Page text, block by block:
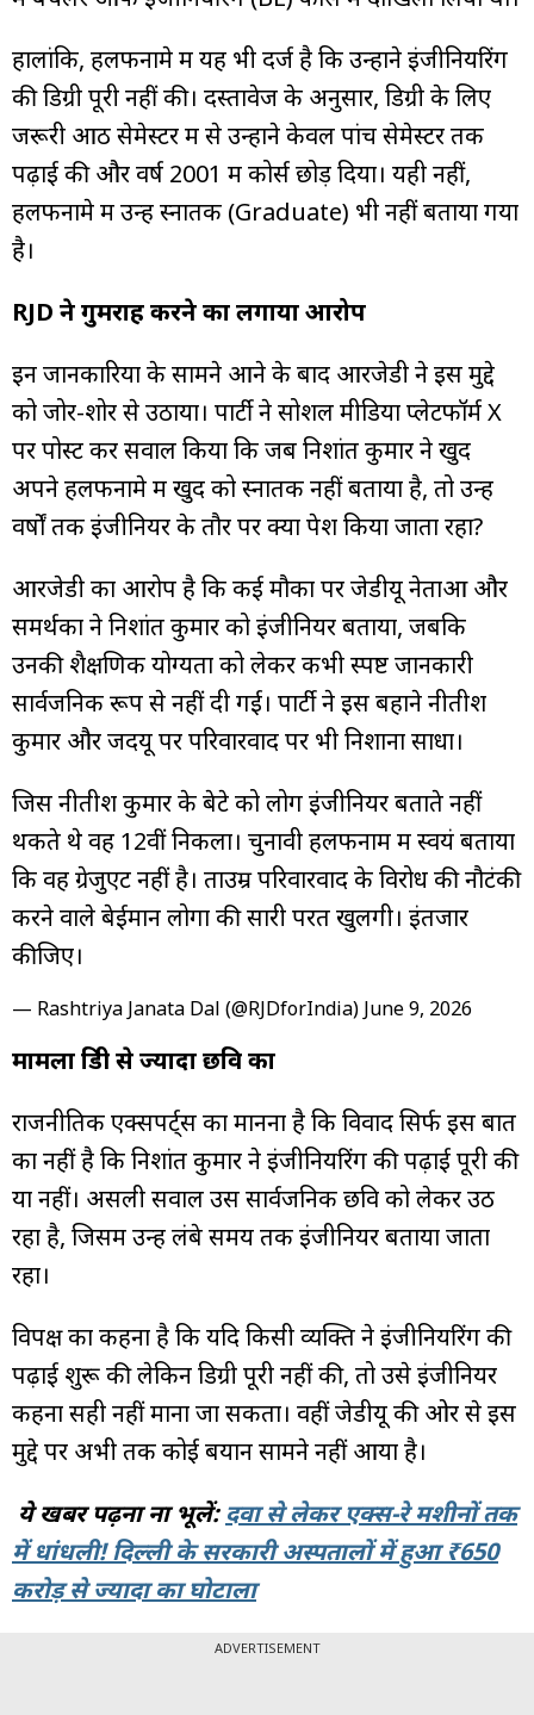
हालांकि, हलफनामे में यह भी दर्ज है कि उन्होंने इंजीनियरिंग
की डिग्री पूरी नहीं की। दस्तावेज के अनुसार, डिग्री के लिए
जरूरी आठ सेमेस्टर में से उन्होंने केवल पांच सेमेस्टर तक
पढ़ाई की और वर्ष 2001 में कोर्स छोड़ दिया। यही नहीं,
हलफनामे में उन्हें स्नातक (Graduate) भी नहीं बताया गया
है।
RJD ने गुमराह करने का लगाया आरोप
इन जानकारियों के सामने आने के बाद आरजेडी ने इस मुद्दे
को जोर-शोर से उठाया। पार्टी ने सोशल मीडिया प्लेटफॉर्म X
पर पोस्ट कर सवाल किया कि जब निशांत कुमार ने खुद
अपने हलफनामे में खुद को स्नातक नहीं बताया है, तो उन्हें
वर्षों तक इंजीनियर के तौर पर क्यों पेश किया जाता रहा?
आरजेडी का आरोप है कि कई मौकों पर जेडीयू नेताओं और
समर्थकों ने निशांत कुमार को इंजीनियर बताया, जबकि
उनकी शैक्षणिक योग्यता को लेकर कभी स्पष्ट जानकारी
सार्वजनिक रूप से नहीं दी गई। पार्टी ने इस बहाने नीतीश
कुमार और जदयू पर परिवारवाद पर भी निशाना साधा।
जिस नीतीश कुमार के बेटे को लोग इंजीनियर बताते नहीं
थकते थे वह 12वीं निकला। चुनावी हलफनामें में स्वयं बताया
कि वह ग्रेजुएट नहीं है। ताउम्र परिवारवाद के विरोध की नौटंकी
करने वाले बेईमान लोगों की सारी परतें खुलेंगी। इंतजार
कीजिए।
— Rashtriya Janata Dal (@RJDforIndia) June 9, 2026
मामला डिग्री से ज्यादा छवि का
राजनीतिक एक्सपर्ट्स का मानना है कि विवाद सिर्फ इस बात
का नहीं है कि निशांत कुमार ने इंजीनियरिंग की पढ़ाई पूरी की
या नहीं। असली सवाल उस सार्वजनिक छवि को लेकर उठ
रहा है, जिसमें उन्हें लंबे समय तक इंजीनियर बताया जाता
रहा।
विपक्ष का कहना है कि यदि किसी व्यक्ति ने इंजीनियरिंग की
पढ़ाई शुरू की लेकिन डिग्री पूरी नहीं की, तो उसे इंजीनियर
कहना सही नहीं माना जा सकता। वहीं जेडीयू की ओर से इस
मुद्दे पर अभी तक कोई बयान सामने नहीं आया है।
ये खबर पढ़ना ना भूलें: दवा से लेकर एक्स-रे मशीनों तक
में धांधली! दिल्ली के सरकारी अस्पतालों में हुआ ₹650
करोड़ से ज्यादा का घोटाला
ADVERTISEMENT